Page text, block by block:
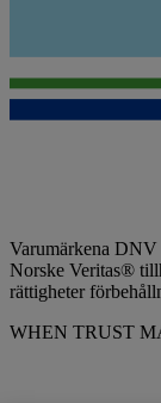
Varumärkena
Norske Veritas®
rättigheter
WHEN TRUST